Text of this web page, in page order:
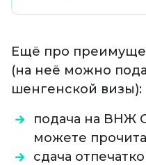
Ещё про
(на неё можно
шенгенской визы):
подача на ВНЖ
можете
сдача